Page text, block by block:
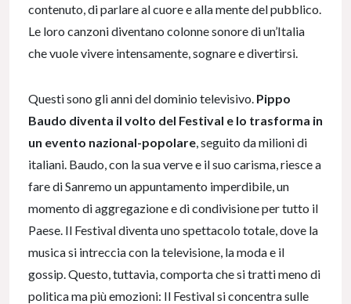
contenuto, di parlare al cuore e alla mente del pubblico.
Le loro canzoni diventano colonne sonore di un’Italia
che vuole vivere intensamente, sognare e divertirsi.
Questi sono gli anni del dominio televisivo. Pippo
Baudo diventa il volto del Festival e lo trasforma in
un evento nazional-popolare , seguito da milioni di
italiani. Baudo, con la sua verve e il suo carisma, riesce a
fare di Sanremo un appuntamento imperdibile, un
momento di aggregazione e di condivisione per tutto il
Paese. Il Festival diventa uno spettacolo totale, dove la
musica si intreccia con la televisione, la moda e il
gossip. Questo, tuttavia, comporta che si tratti meno di
politica ma più emozioni: Il Festival si concentra sulle